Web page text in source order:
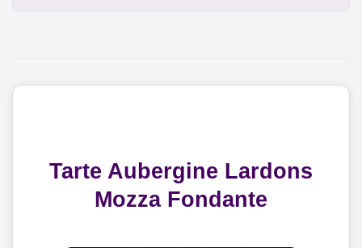
Tarte Aubergine Lardons
Mozza Fondante